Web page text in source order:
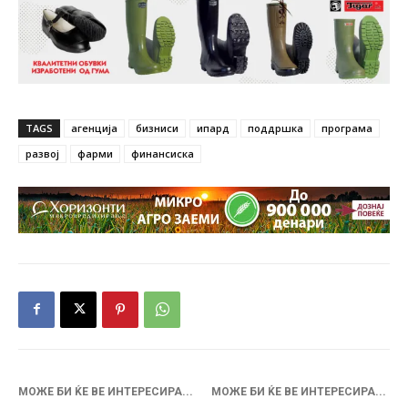
TAGS агенција бизниси ипард поддршка
програма
развој
фарми финансиска
МОЖЕ БИ ЌЕ ВЕ ИНТЕРЕСИРА... МОЖЕ БИ ЌЕ ВЕ ИНТЕРЕСИРА...